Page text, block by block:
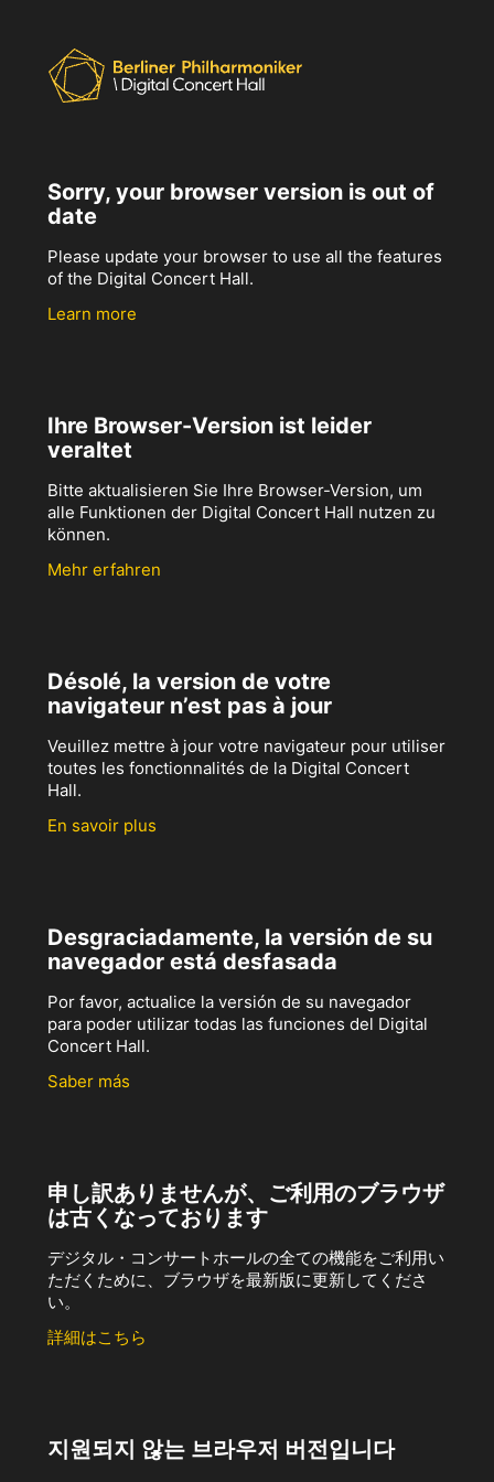
Sorry, your browser version is out of
date
Please update your browser to use all the features
of the Digital Concert Hall.
Learn more
Ihre Browser-Version ist leider
veraltet
Bitte aktualisieren Sie Ihre Browser-Version, um
alle Funktionen der Digital Concert Hall nutzen zu
können.
Mehr erfahren
Désolé, la version de votre
navigateur n’est pas à jour
Veuillez mettre à jour votre navigateur pour utiliser
toutes les fonctionnalités de la Digital Concert
Hall.
En savoir plus
Desgraciadamente, la versión de su
navegador está desfasada
Por favor, actualice la versión de su navegador
para poder utilizar todas las funciones del Digital
Concert Hall.
Saber más
申し訳ありませんが、ご利用のブラウザ
は古くなっております
デジタル・コンサートホールの全ての機能をご利用い
ただくために、ブラウザを最新版に更新してくださ
い。
詳細はこちら
지원되지 않는 브라우저 버전입니다